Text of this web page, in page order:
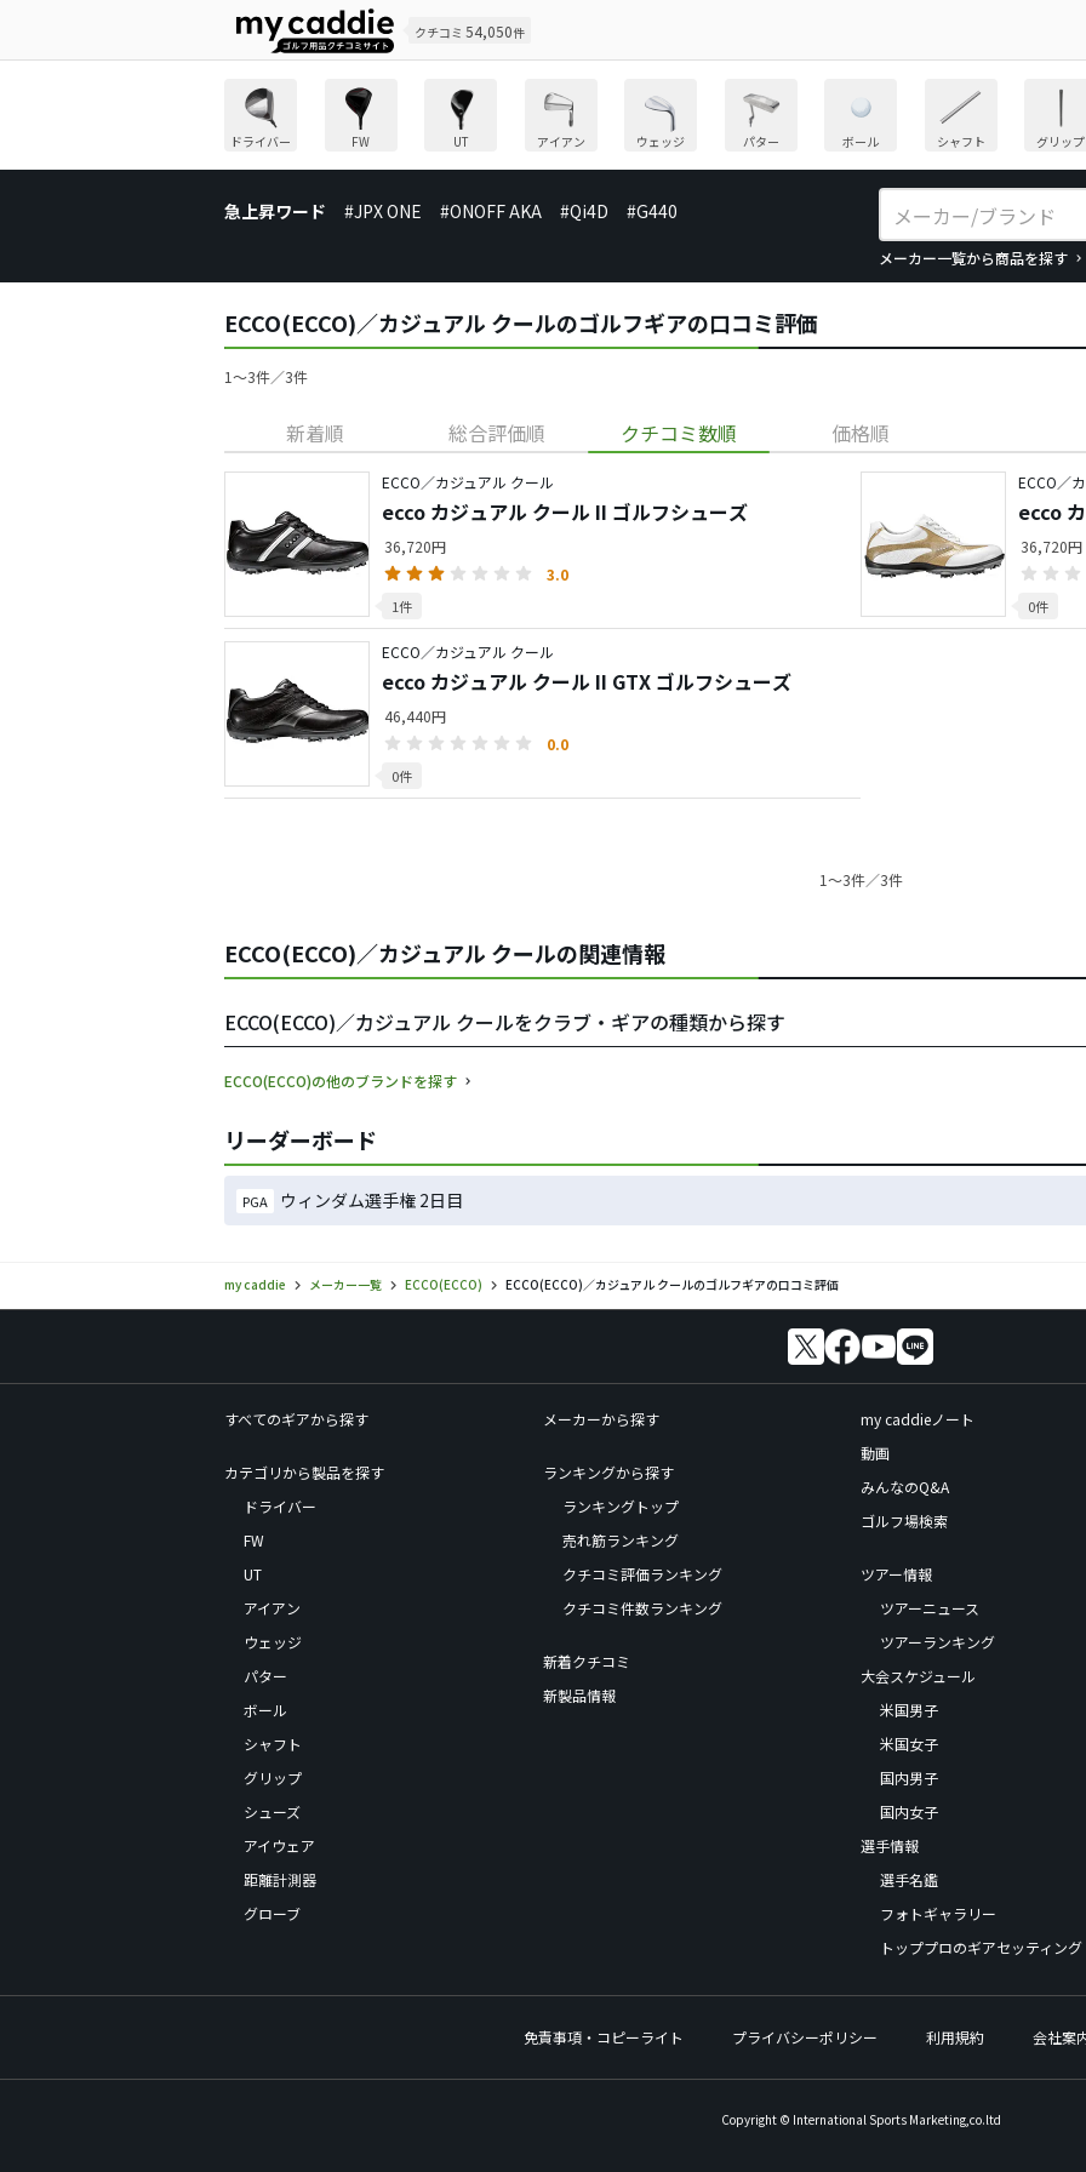
クチコミ 54,050件
ドライバー FW UT アイアン ウェッジ パター ボール シャフト グリップ
急上昇ワード #JPX ONE #ONOFF AKA #Qi4D #G440
メーカー一覧から商品を探す
ECCO(ECCO)／カジュアル クールのゴルフギアの口コミ評価
1〜3件／3件
新着順 総合評価順 クチコミ数順 価格順
ECCO／カジュアル クール
ecco カジュアル クール II ゴルフシューズ
36,720円
3.0
1件
ECCO／
ecco
ズ
36,720円
0件
ECCO／カジュアル クール
ecco カジュアル クール II GTX ゴルフシューズ
46,440円
0.0
0件
1〜3件／3件
ECCO(ECCO)／カジュアル クールの関連情報
ECCO(ECCO)／カジュアル クールをクラブ・ギアの種類から探す
ECCO(ECCO)の他のブランドを探す
リーダーボード
PGA ウィンダム選手権 2日目
my caddie メーカー一覧 ECCO(ECCO) ECCO(ECCO)／カジュアル クールのゴルフギアの口コミ評価
すべてのギアから探す
カテゴリから製品を探す
ドライバー
FW
UT
アイアン
ウェッジ
パター
ボール
シャフト
グリップ
シューズ
アイウェア
距離計測器
グローブ
メーカーから探す
ランキングから探す
ランキングトップ
売れ筋ランキング
クチコミ評価ランキング
クチコミ件数ランキング
新着クチコミ
新製品情報
my caddieノート
動画
みんなのQ&A
ゴルフ場検索
ツアー情報
ツアーニュース
ツアーランキング
大会スケジュール
米国男子
米国女子
国内男子
国内女子
選手情報
選手名鑑
フォトギャラリー
トッププロのギアセッティング
免責事項・コピーライト プライバシーポリシー 利用規約 会社案
Copyright © International Sports Marketing,co.ltd